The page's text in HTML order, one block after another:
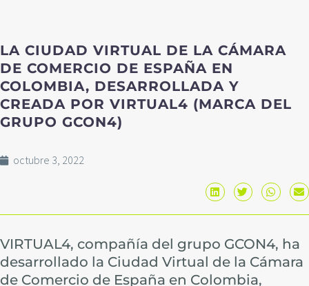
LA CIUDAD VIRTUAL DE LA CÁMARA
DE COMERCIO DE ESPAÑA EN
COLOMBIA, DESARROLLADA Y
CREADA POR VIRTUAL4 (MARCA DEL
GRUPO GCON4)
octubre 3, 2022
VIRTUAL4, compañía del grupo GCON4, ha
desarrollado la Ciudad Virtual de la Cámara
de Comercio de España en Colombia,